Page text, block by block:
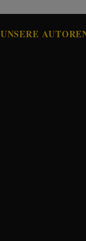
UNSERE